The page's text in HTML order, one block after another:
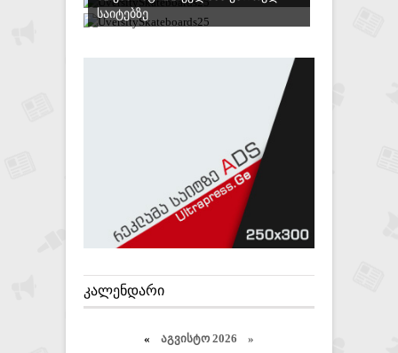
ᲡᲐᲘᲢᲔᲑᲖᲔ
ᲙᲐᲚᲔᲜᲓᲐᲠᲘ
« აგვისტო 2026 »